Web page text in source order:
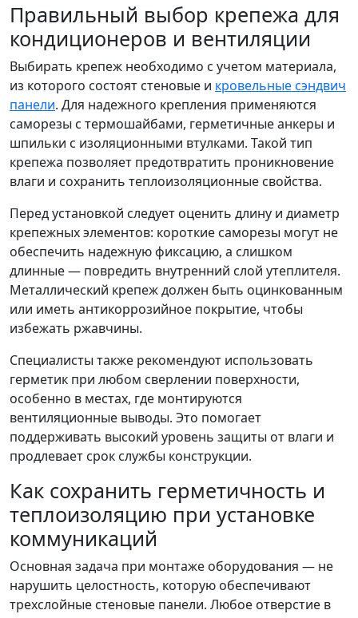
Правильный выбор крепежа для
кондиционеров и вентиляции
Выбирать крепеж необходимо с учетом материала,
из которого состоят стеновые и кровельные сэндвич
панели. Для надежного крепления применяются
саморезы с термошайбами, герметичные анкеры и
шпильки с изоляционными втулками. Такой тип
крепежа позволяет предотвратить проникновение
влаги и сохранить теплоизоляционные свойства.
Перед установкой следует оценить длину и диаметр
крепежных элементов: короткие саморезы могут не
обеспечить надежную фиксацию, а слишком
длинные — повредить внутренний слой утеплителя.
Металлический крепеж должен быть оцинкованным
или иметь антикоррозийное покрытие, чтобы
избежать ржавчины.
Специалисты также рекомендуют использовать
герметик при любом сверлении поверхности,
особенно в местах, где монтируются
вентиляционные выводы. Это помогает
поддерживать высокий уровень защиты от влаги и
продлевает срок службы конструкции.
Как сохранить герметичность и
теплоизоляцию при установке
коммуникаций
Основная задача при монтаже оборудования — не
нарушить целостность, которую обеспечивают
трехслойные стеновые панели. Любое отверстие в